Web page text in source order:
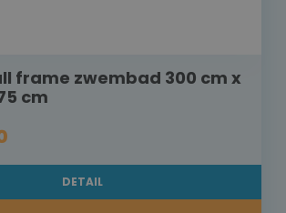
frame zwembad 300 cm x
cm
DETAIL